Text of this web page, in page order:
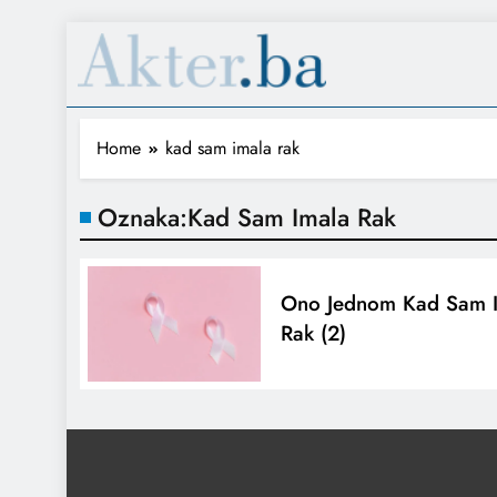
Home kad sam imala rak
Oznaka:Kad Sam Imala Rak
Ono Jednom Kad Sam
Rak (2)